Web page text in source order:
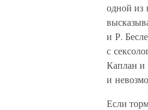
одной из
и Р.
с
Каплан и
и
Если